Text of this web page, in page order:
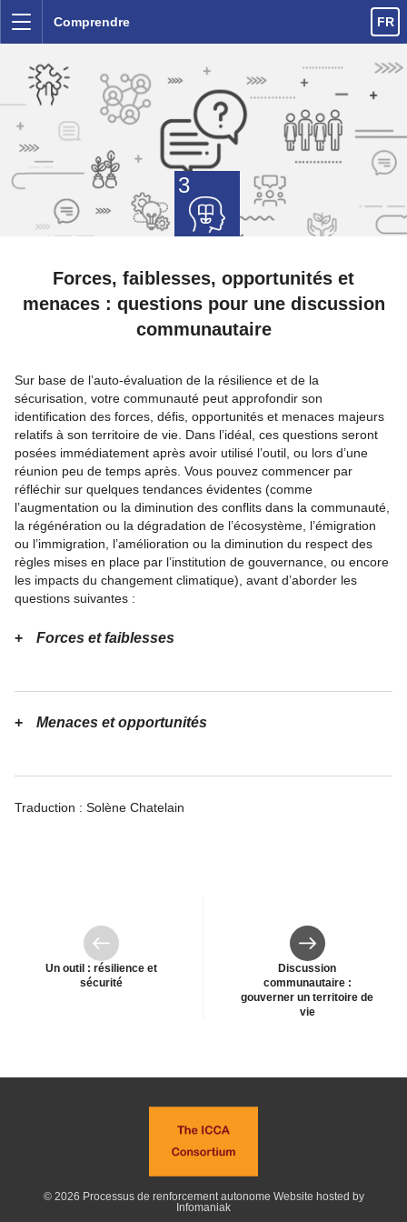
Comprendre FR
3
Forces, faiblesses, opportunités et
menaces : questions pour une discussion
communautaire
Sur base de l’auto-évaluation de la résilience et de la
sécurisation, votre communauté peut approfondir son
identification des forces, défis, opportunités et menaces majeurs
relatifs à son territoire de vie. Dans l’idéal, ces questions seront
posées immédiatement après avoir utilisé l’outil, ou lors d’une
réunion peu de temps après. Vous pouvez commencer par
réfléchir sur quelques tendances évidentes (comme
l’augmentation ou la diminution des conflits dans la communauté,
la régénération ou la dégradation de l’écosystème, l’émigration
ou l’immigration, l’amélioration ou la diminution du respect des
règles mises en place par l’institution de gouvernance, ou encore
les impacts du changement climatique), avant d’aborder les
questions suivantes :
Forces et faiblesses
Menaces et opportunités
Traduction : Solène Chatelain
Précédent
Un outil : résilience et
sécurité
Suivant
Discussion
communautaire :
gouverner un territoire de
vie
© 2026 Processus de renforcement autonome Website hosted by
Infomaniak